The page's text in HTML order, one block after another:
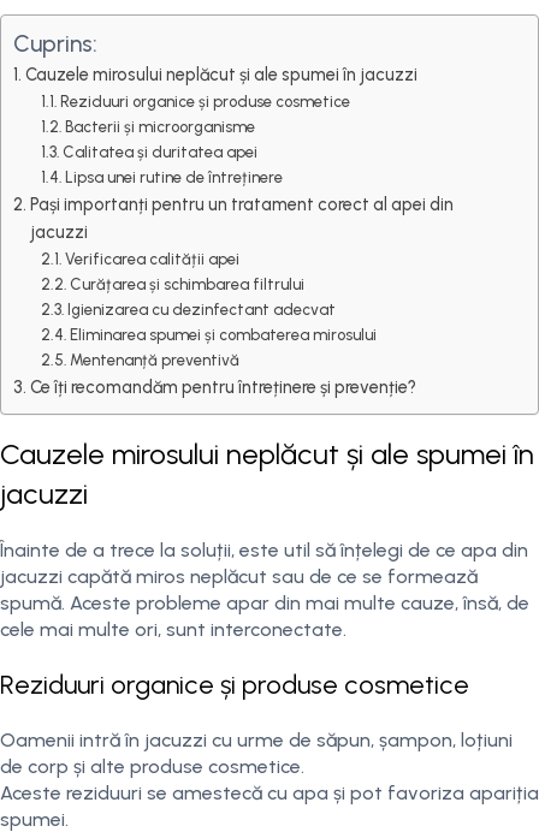
Cuprins:
Cauzele mirosului neplăcut și ale spumei în jacuzzi
Reziduuri organice și produse cosmetice
Bacterii și microorganisme
Calitatea și duritatea apei
Lipsa unei rutine de întreținere
Pași importanți pentru un tratament corect al apei din
jacuzzi
Verificarea calității apei
Curățarea și schimbarea filtrului
Igienizarea cu dezinfectant adecvat
Eliminarea spumei și combaterea mirosului
Mentenanță preventivă
Ce îți recomandăm pentru întreținere și prevenție?
Cauzele mirosului neplăcut și ale spumei în
jacuzzi
Înainte de a trece la soluții, este util să înțelegi de ce apa din
jacuzzi capătă miros neplăcut sau de ce se formează
spumă. Aceste probleme apar din mai multe cauze, însă, de
cele mai multe ori, sunt interconectate.
Reziduuri organice și produse cosmetice
Oamenii intră în jacuzzi cu urme de săpun, șampon, loțiuni
de corp și alte produse cosmetice.
Aceste reziduuri se amestecă cu apa și pot favoriza apariția
spumei.